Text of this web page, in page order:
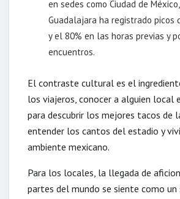
en sedes como Ciudad de
Guadalajara ha registrado picos
y el 80% en las horas previas y
encuentros.
El contraste cultural es el
los viajeros, conocer a alguien local
para descubrir los mejores tacos de
entender los cantos del estadio y
ambiente mexicano.
Para los locales, la llegada de
partes del mundo se siente como un